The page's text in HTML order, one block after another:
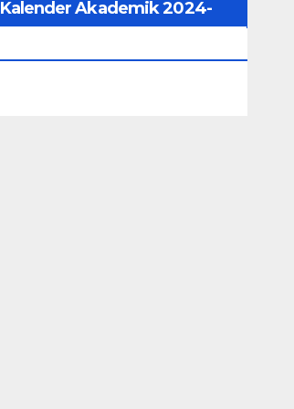
Kalender Akademik 2024-